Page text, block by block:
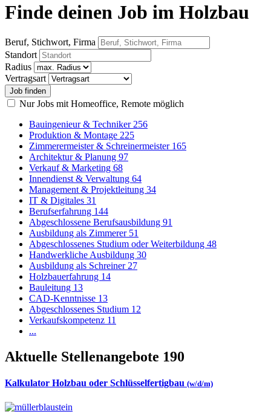
Finde deinen Job im Holzbau
Beruf, Stichwort, Firma
Standort
Radius
Vertragsart
Nur Jobs mit Homeoffice, Remote möglich
Bauingenieur & Techniker 256
Produktion & Montage 225
Zimmerermeister & Schreinermeister 165
Architektur & Planung 97
Verkauf & Marketing 68
Innendienst & Verwaltung 64
Management & Projektleitung 34
IT & Digitales 31
Berufserfahrung 144
Abgeschlossene Berufsausbildung 91
Ausbildung als Zimmerer 51
Abgeschlossenes Studium oder Weiterbildung 48
Handwerkliche Ausbildung 30
Ausbildung als Schreiner 27
Holzbauerfahrung 14
Bauleitung 13
CAD-Kenntnisse 13
Abgeschlossenes Studium 12
Verkaufskompetenz 11
...
Aktuelle Stellenangebote 190
Kalkulator Holzbau oder Schlüsselfertigbau (w/d/m)